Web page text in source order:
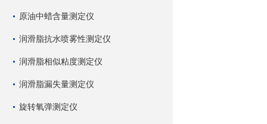
原油中蜡含量测定仪
润滑脂抗水喷雾性测定仪
润滑脂相似粘度测定仪
润滑脂漏失量测定仪
旋转氧弹测定仪